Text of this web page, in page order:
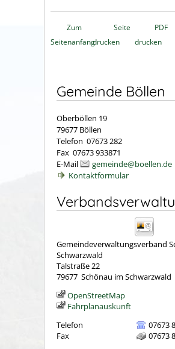
Zum
Seitenanfang
Seite
drucken
PDF
drucken
Gemeinde Böllen
Oberböllen 19
79677 Böllen
Telefon 07673 282
Fax 07673 933871
E-Mail
gemeinde@boellen.de
Kontaktformular
Gemeindeverwaltungsverband
Schwarzwald
Talstraße 22
79677 Schönau im Schwarzwald
OpenStreetMap
Fahrplanauskunft
Telefon
07673
Fax
07673